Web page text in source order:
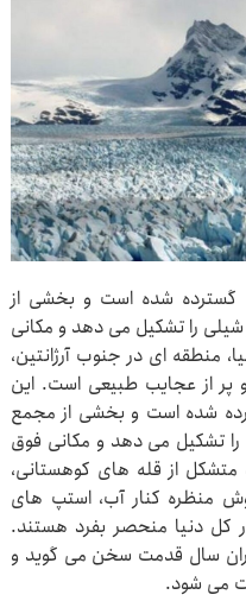
گسترده شده است و بخشی از
شیلی را تشکیل می دهد و مکانی
منطقه ای در جنوب آرژانتین،
پر از عجایب طبیعی است. این
شده است و بخشی از مجمع
را تشکیل می دهد و مکانی فوق
از قله های کوهستانی،
منظره کنار آب، استپ های
کل دنیا منحصر بفرد هستند.
سال قدمت سخن می گوید و
می شود.